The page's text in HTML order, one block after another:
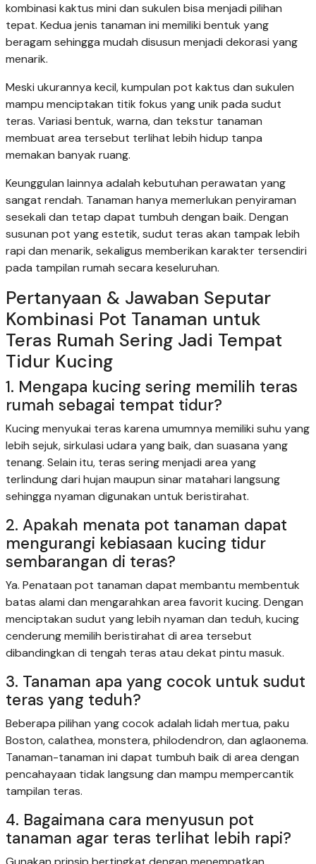
kombinasi kaktus mini dan sukulen bisa menjadi pilihan
tepat. Kedua jenis tanaman ini memiliki bentuk yang
beragam sehingga mudah disusun menjadi dekorasi yang
menarik.
Meski ukurannya kecil, kumpulan pot kaktus dan sukulen
mampu menciptakan titik fokus yang unik pada sudut
teras. Variasi bentuk, warna, dan tekstur tanaman
membuat area tersebut terlihat lebih hidup tanpa
memakan banyak ruang.
Keunggulan lainnya adalah kebutuhan perawatan yang
sangat rendah. Tanaman hanya memerlukan penyiraman
sesekali dan tetap dapat tumbuh dengan baik. Dengan
susunan pot yang estetik, sudut teras akan tampak lebih
rapi dan menarik, sekaligus memberikan karakter tersendiri
pada tampilan rumah secara keseluruhan.
Pertanyaan & Jawaban Seputar
Kombinasi Pot Tanaman untuk
Teras Rumah Sering Jadi Tempat
Tidur Kucing
1. Mengapa kucing sering memilih teras
rumah sebagai tempat tidur?
Kucing menyukai teras karena umumnya memiliki suhu yang
lebih sejuk, sirkulasi udara yang baik, dan suasana yang
tenang. Selain itu, teras sering menjadi area yang
terlindung dari hujan maupun sinar matahari langsung
sehingga nyaman digunakan untuk beristirahat.
2. Apakah menata pot tanaman dapat
mengurangi kebiasaan kucing tidur
sembarangan di teras?
Ya. Penataan pot tanaman dapat membantu membentuk
batas alami dan mengarahkan area favorit kucing. Dengan
menciptakan sudut yang lebih nyaman dan teduh, kucing
cenderung memilih beristirahat di area tersebut
dibandingkan di tengah teras atau dekat pintu masuk.
3. Tanaman apa yang cocok untuk sudut
teras yang teduh?
Beberapa pilihan yang cocok adalah lidah mertua, paku
Boston, calathea, monstera, philodendron, dan aglaonema.
Tanaman-tanaman ini dapat tumbuh baik di area dengan
pencahayaan tidak langsung dan mampu mempercantik
tampilan teras.
4. Bagaimana cara menyusun pot
tanaman agar teras terlihat lebih rapi?